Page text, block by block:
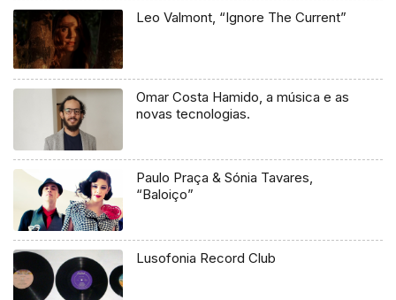
Leo Valmont, “Ignore The Current”
Omar Costa Hamido, a música e as
novas tecnologias.
Paulo Praça & Sónia Tavares,
“Baloiço”
Lusofonia Record Club